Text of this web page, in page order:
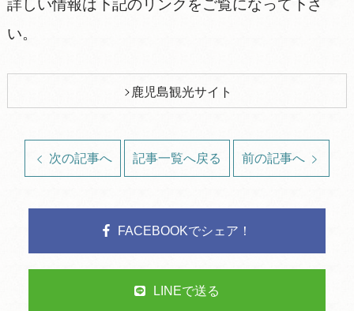
詳しい情報は下記のリンクをご覧になって下さ
い。
鹿児島観光サイト
次の記事へ 記事一覧へ戻る 前の記事へ
FACEBOOKでシェア！
LINEで送る